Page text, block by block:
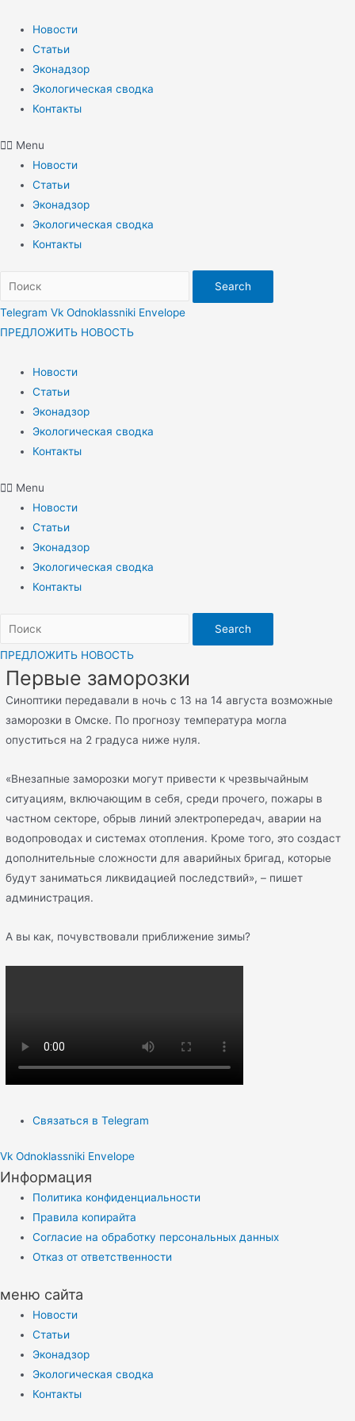
содержимому
Новости
Статьи
Эконадзор
Экологическая сводка
Контакты
Menu
Новости
Статьи
Эконадзор
Экологическая сводка
Контакты
Search
Telegram Vk Odnoklassniki Envelope
ПРЕДЛОЖИТЬ НОВОСТЬ
Новости
Статьи
Эконадзор
Экологическая сводка
Контакты
Menu
Новости
Статьи
Эконадзор
Экологическая сводка
Контакты
Search
ПРЕДЛОЖИТЬ НОВОСТЬ
Первые заморозки
Синоптики передавали в ночь с 13 на 14 августа возможные
заморозки в Омске. По прогнозу температура могла
опуститься на 2 градуса ниже нуля.
«Внезапные заморозки могут привести к чрезвычайным
ситуациям, включающим в себя, среди прочего, пожары в
частном секторе, обрыв линий электропередач, аварии на
водопроводах и системах отопления. Кроме того, это создаст
дополнительные сложности для аварийных бригад, которые
будут заниматься ликвидацией последствий», – пишет
администрация.
А вы как, почувствовали приближение зимы?
Связаться в Telegram
Vk Odnoklassniki Envelope
Информация
Политика конфиденциальности
Правила копирайта
Согласие на обработку персональных данных
Отказ от ответственности
меню сайта
Новости
Статьи
Эконадзор
Экологическая сводка
Контакты